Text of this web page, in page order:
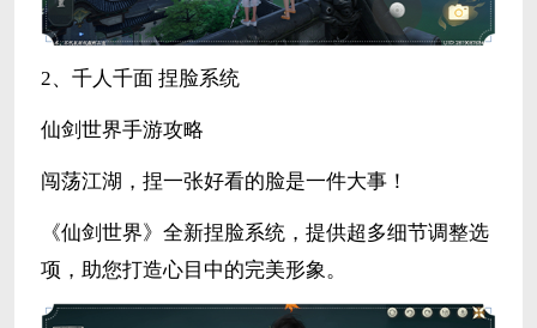
2、千人千面 捏脸系统
仙剑世界手游攻略
闯荡江湖，捏一张好看的脸是一件大事！
《仙剑世界》全新捏脸系统，提供超多细节调整选
项，助您打造心目中的完美形象。